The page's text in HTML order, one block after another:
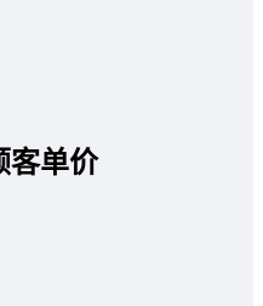
客单价